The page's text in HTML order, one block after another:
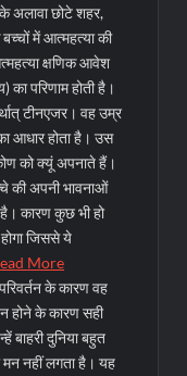
अलावा छोटे शहर,
में आत्महत्या की
क्षणिक आवेश
का परिणाम होती है।
टीनएजर। वह उम्र
आधार होता है। उस
को क्यूं अपनाते हैं।
की अपनी भावनाओं
कारण कुछ भी हो
जिससे ये
More
के कारण वह
होने के कारण सही
बाहरी दुनिया बहुत
नहीं लगता है। यह